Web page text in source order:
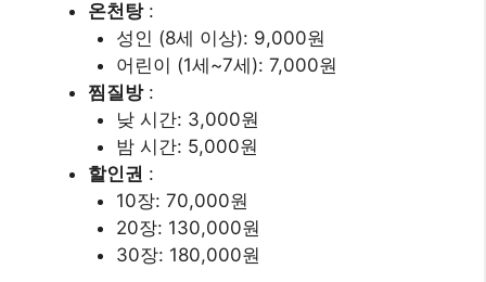
온천탕:
성인 (8세 이상): 9,000원
어린이 (1세~7세): 7,000원
찜질방:
낮 시간: 3,000원
밤 시간: 5,000원
할인권 :
10장: 70,000원
20장: 130,000원
30장: 180,000원